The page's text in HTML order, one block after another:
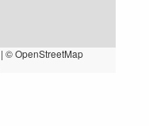
| © OpenStreetMap